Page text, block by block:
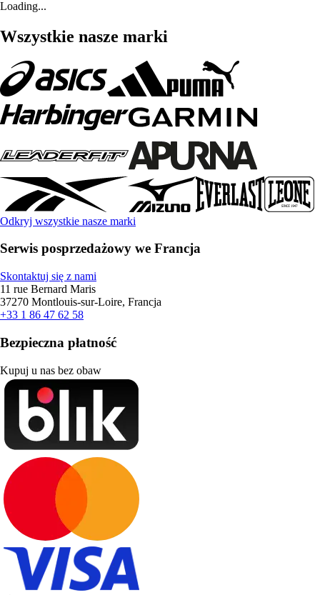
Loading...
Wszystkie nasze marki
Odkryj wszystkie nasze marki
Serwis posprzedażowy we Francja
Skontaktuj się z nami
11 rue Bernard Maris
37270 Montlouis-sur-Loire, Francja
+33 1 86 47 62 58
Bezpieczna płatność
Kupuj u nas bez obaw